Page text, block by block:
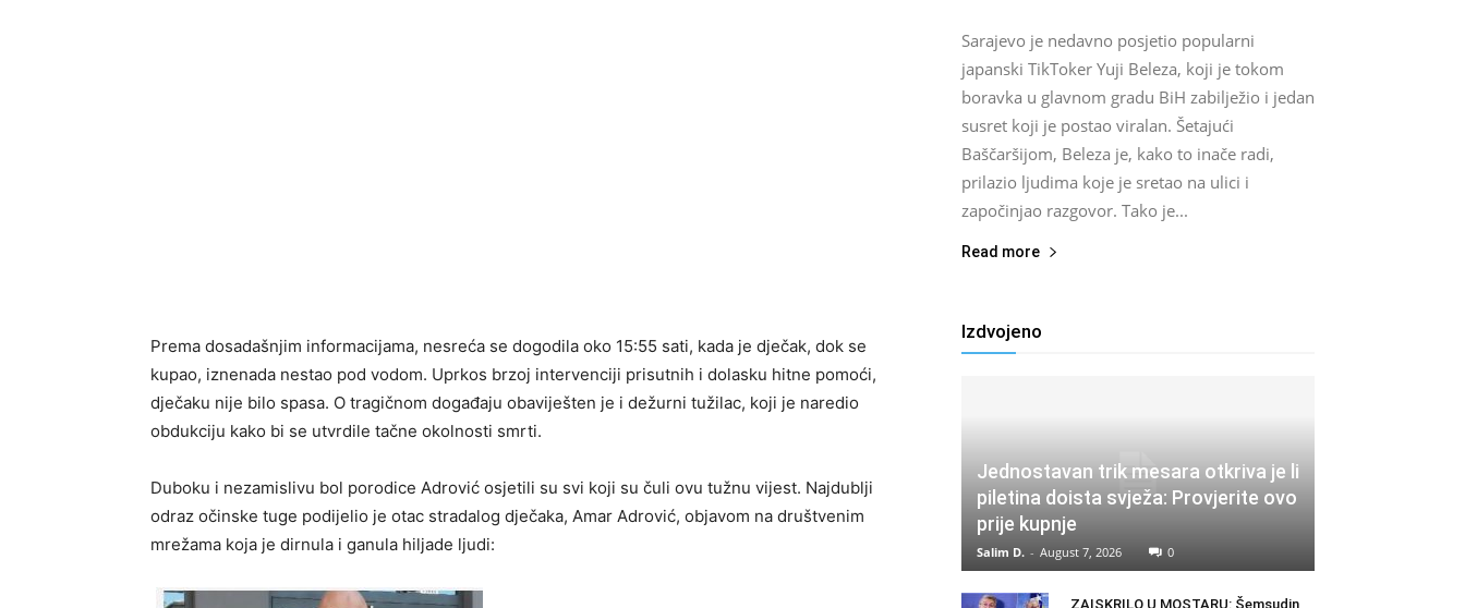
Prema dosadašnjim informacijama, nesreća se dogodila oko 15:55 sati, kada je dječak, dok se
kupao, iznenada nestao pod vodom. Uprkos brzoj intervenciji prisutnih i dolasku hitne pomoći,
dječaku nije bilo spasa. O tragičnom događaju obaviješten je i dežurni tužilac, koji je naredio
obdukciju kako bi se utvrdile tačne okolnosti smrti.
Duboku i nezamislivu bol porodice Adrović osjetili su svi koji su čuli ovu tužnu vijest. Najdublji
odraz očinske tuge podijelio je otac stradalog dječaka, Amar Adrović, objavom na društvenim
mrežama koja je dirnula i ganula hiljade ljudi:
Sarajevo je nedavno posjetio popularni
japanski TikToker Yuji Beleza, koji je tokom
boravka u glavnom gradu BiH zabilježio i jedan
susret koji je postao viralan. Šetajući
Baščaršijom, Beleza je, kako to inače radi,
prilazio ljudima koje je sretao na ulici i
započinjao razgovor. Tako je...
Read more
Izdvojeno
Jednostavan trik mesara otkriva je li
piletina doista svježa: Provjerite ovo
prije kupnje
Salim D. - August 7, 2026 0
ZAISKRILO U MOSTARU: Šemsudin